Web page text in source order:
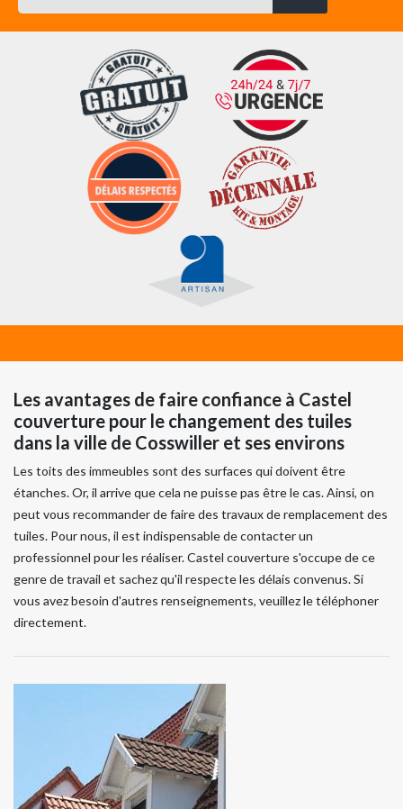
Les avantages de faire confiance à Castel
couverture pour le changement des tuiles
dans la ville de Cosswiller et ses environs
Les toits des immeubles sont des surfaces qui doivent être
étanches. Or, il arrive que cela ne puisse pas être le cas. Ainsi, on
peut vous recommander de faire des travaux de remplacement des
tuiles. Pour nous, il est indispensable de contacter un
professionnel pour les réaliser. Castel couverture s'occupe de ce
genre de travail et sachez qu'il respecte les délais convenus. Si
vous avez besoin d'autres renseignements, veuillez le téléphoner
directement.